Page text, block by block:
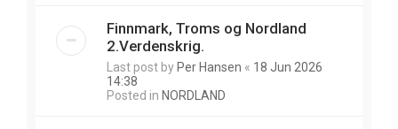
Finnmark, Troms og Nordland
2.Verdenskrig.
Last post by Per Hansen « 18 Jun 2026
14:38
Posted in NORDLAND